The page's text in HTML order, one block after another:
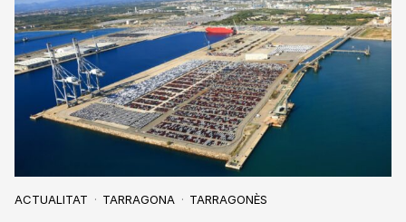
ACTUALITAT TARRAGONA TARRAGONÈS